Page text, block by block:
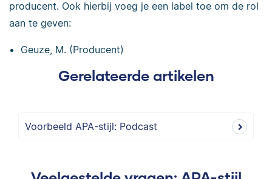
producent. Ook hierbij voeg je een label toe om de rol
aan te geven:
Geuze, M. (Producent)
Gerelateerde artikelen
Voorbeeld APA-stijl: Podcast